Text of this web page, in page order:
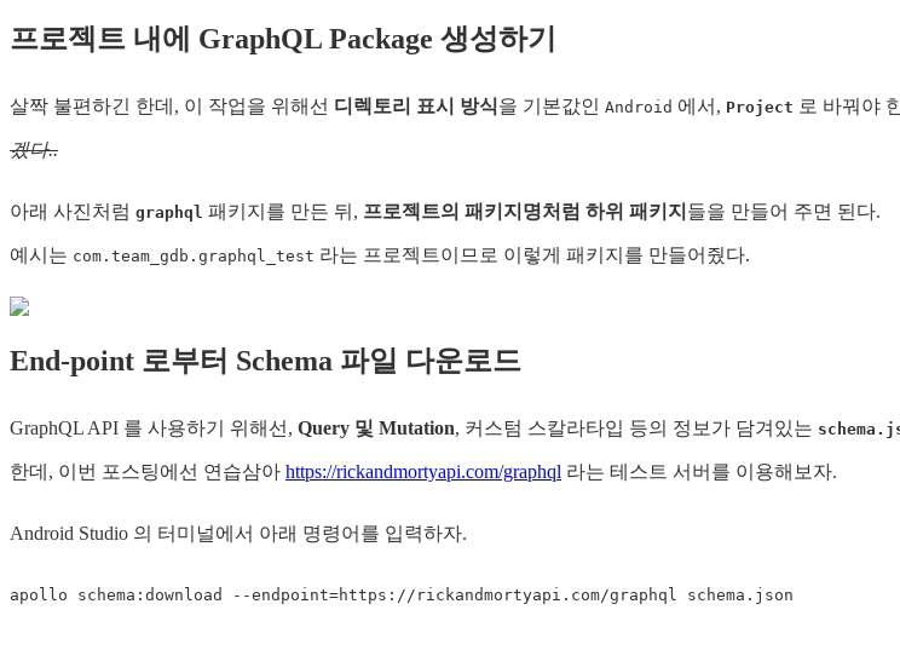
프로젝트 내에 GraphQL Package 생성하기
살짝 불편하긴 한데, 이 작업을 위해선 디렉토리 표시 방식을 기본값인 Android 에서, Project 로 바꿔야
겠다..
아래 사진처럼 graphql 패키지를 만든 뒤, 프로젝트의 패키지명처럼 하위 패키지 들을 만들어 주면 된다.
예시는 com.team_gdb.graphql_test 라는 프로젝트이므로 이렇게 패키지를 만들어줬다.
End-point 로부터 Schema 파일 다운로드
GraphQL API 를 사용하기 위해선, Query 및 Mutation, 커스텀 스칼라타입 등의 정보가 담겨있는
한데, 이번 포스팅에선 연습삼아 https://rickandmortyapi.com/graphql 라는 테스트 서버를 이용해보자.
Android Studio 의 터미널에서 아래 명령어를 입력하자.
apollo schema : download --endpoint=https : // rickandmortyapi . com/graphql schema . json